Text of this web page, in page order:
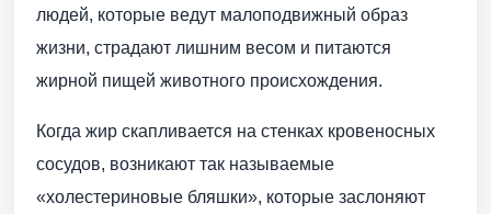
людей, которые ведут малоподвижный образ
жизни, страдают лишним весом и питаются
жирной пищей животного происхождения.
Когда жир скапливается на стенках кровеносных
сосудов, возникают так называемые
«холестериновые бляшки», которые заслоняют